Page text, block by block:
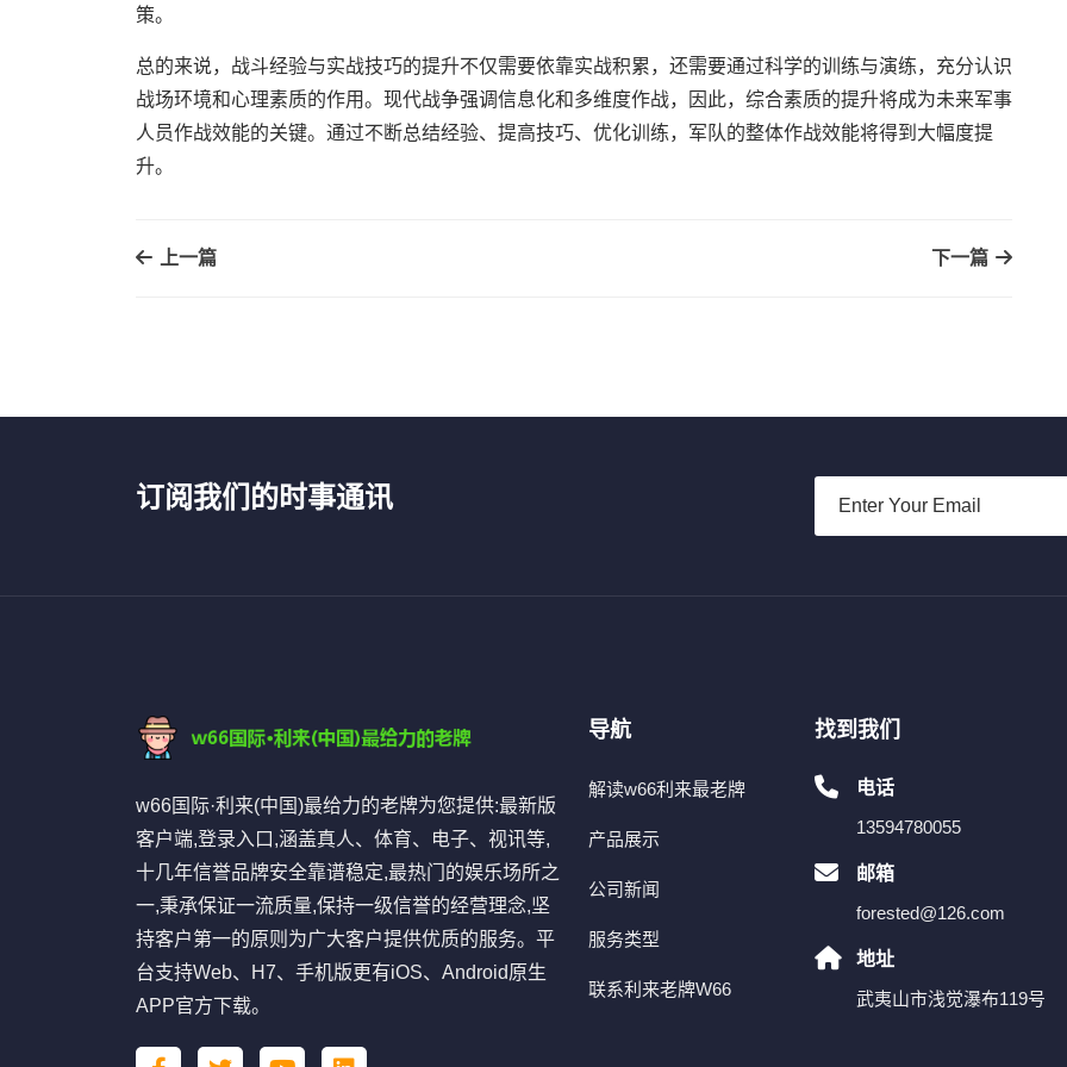
策。
总的来说，战斗经验与实战技巧的提升不仅需要依靠实战积累，还需要通过科学的训练与演练，充分认识
战场环境和心理素质的作用。现代战争强调信息化和多维度作战，因此，综合素质的提升将成为未来军事
人员作战效能的关键。通过不断总结经验、提高技巧、优化训练，军队的整体作战效能将得到大幅度提
升。
上一篇 下一篇
订阅我们的时事通讯
w66国际·利来(中国)最给力的老牌为您提供:最新版
客户端,登录入口,涵盖真人、体育、电子、视讯等,
十几年信誉品牌安全靠谱稳定,最热门的娱乐场所之
一,秉承保证一流质量,保持一级信誉的经营理念,坚
持客户第一的原则为广大客户提供优质的服务。平
台支持Web、H7、手机版更有iOS、Android原生
APP官方下载。
导航
解读w66利来最老牌
产品展示
公司新闻
服务类型
联系利来老牌W66
找到我们
电话
13594780055
邮箱
forested@126.com
地址
武夷山市浅觉瀑布119号